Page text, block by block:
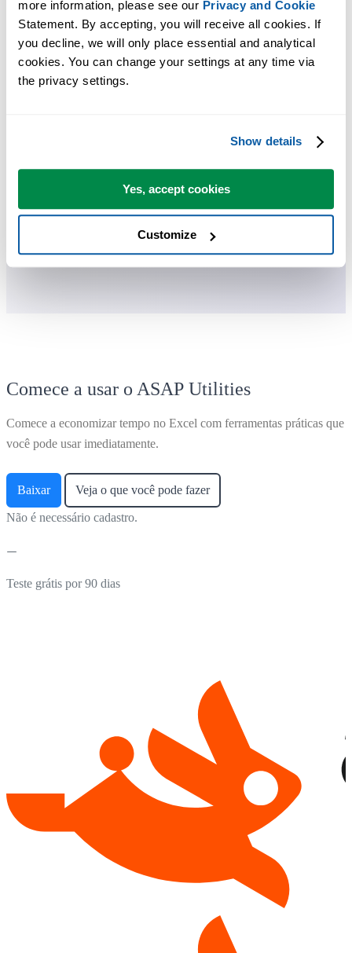
more information, please see our Privacy and Cookie
Statement. By accepting, you will receive all cookies. If
you decline, we will only place essential and analytical
cookies. You can change your settings at any time via
the privacy settings.
Show details
Yes, accept cookies
Customize
O ASAP Utilities ajuda você a economizar tempo e fazer coisas que o
Excel por si só não consegue fazer.
passam a usar o ASAP Utilities diariamente.
Usado por equipes em mais de 28.500 organizações.
Comece a usar o ASAP Utilities
Comece a economizar tempo no Excel com ferramentas práticas que
você pode usar imediatamente.
Baixar Veja o que você pode fazer
Não é necessário cadastro.
Teste grátis por 90 dias